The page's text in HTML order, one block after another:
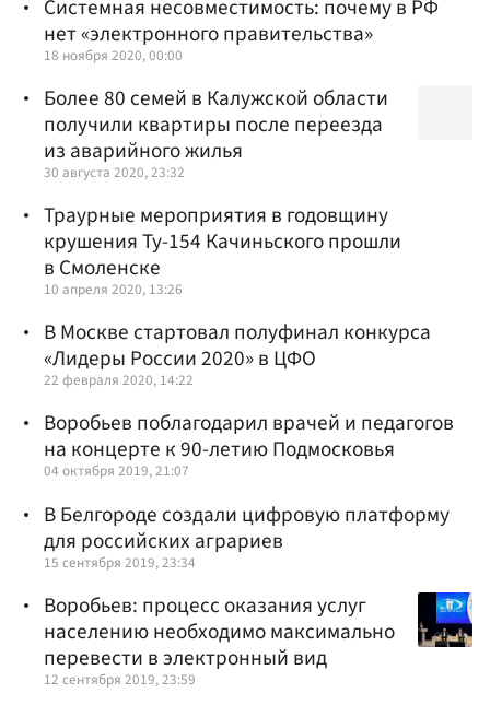
Системная несовместимость: почему в РФ
нет «электронного правительства»
18 ноября 2020, 00:00
Более 80 семей в Калужской области
получили квартиры после переезда
из аварийного жилья
30 августа 2020, 23:32
Траурные мероприятия в годовщину
крушения Ту-154 Качиньского прошли
в Смоленске
10 апреля 2020, 13:26
В Москве стартовал полуфинал конкурса
«Лидеры России 2020» в ЦФО
22 февраля 2020, 14:22
Воробьев поблагодарил врачей и педагогов
на концерте к 90-летию Подмосковья
04 октября 2019, 21:07
В Белгороде создали цифровую платформу
для российских аграриев
15 сентября 2019, 23:34
Воробьев: процесс оказания услуг
населению необходимо максимально
перевести в электронный вид
12 сентября 2019, 23:59